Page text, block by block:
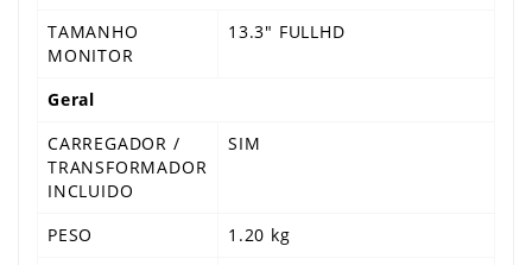
TAMANHO
MONITOR
13.3" FULLHD
Geral
CARREGADOR /
TRANSFORMADOR
INCLUIDO
SIM
PESO
1.20 kg